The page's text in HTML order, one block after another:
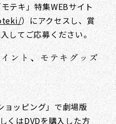
テキ」特集WEBサイト
）にアクセスし、賞
してご応募ください。
ント、モテキグッズ
ョッピング」で劇場版
くはDVDを購入した方